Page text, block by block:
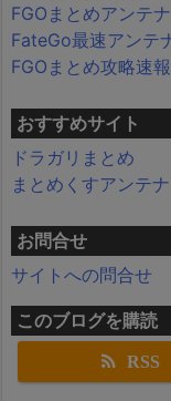
FGOまとめアンテナ
FateGo最速アンテ
FGOまとめ攻略速
おすすめサイト
ドラガリまとめ
まとめくすアンテナ
お問合せ
サイトへの問合せ
このブログを購読
RSS